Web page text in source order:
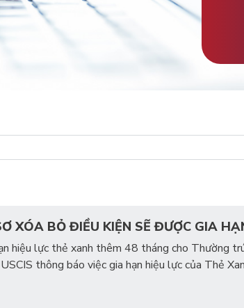
XÓA BỎ ĐIỀU KIỆN SẼ ĐƯỢC GIA
hiệu lực thẻ xanh thêm 48 tháng cho Thường
thông báo việc gia hạn hiệu lực của Thẻ